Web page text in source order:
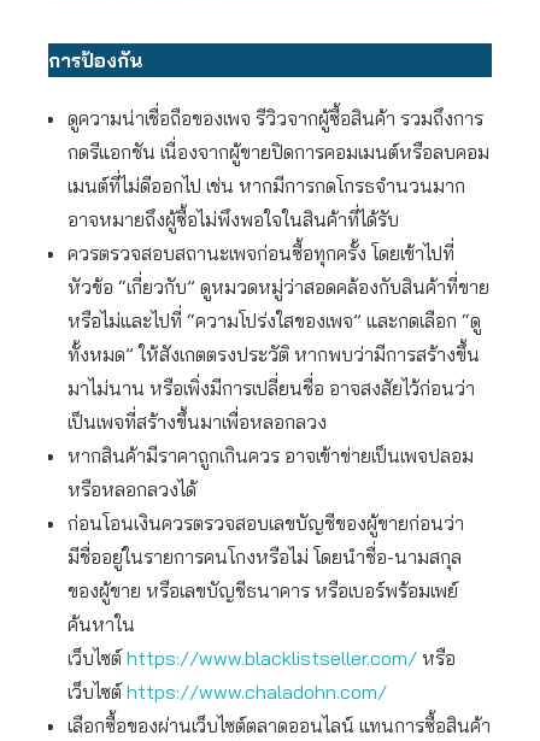
การป้องกัน
ดูความน่าเชื่อถือของเพจ รีวิวจากผู้ซื้อสินค้า รวมถึงการ
กดรีแอกชัน เนื่องจากผู้ขายปิดการคอมเมนต์หรือลบคอม
เมนต์ที่ไม่ดีออกไป เช่น หากมีการกดโกรธจำนวนมาก
อาจหมายถึงผู้ซื้อไม่พึงพอใจในสินค้าที่ได้รับ
ควรตรวจสอบสถานะเพจก่อนซื้อทุกครั้ง โดยเข้าไปที่
หัวข้อ “เกี่ยวกับ” ดูหมวดหมู่ว่าสอดคล้องกับสินค้าที่ขาย
หรือไม่และไปที่ “ความโปร่งใสของเพจ” และกดเลือก “ดู
ทั้งหมด” ให้สังเกตตรงประวัติ หากพบว่ามีการสร้างขึ้น
มาไม่นาน หรือเพิ่งมีการเปลี่ยนชื่อ อาจสงสัยไว้ก่อนว่า
เป็นเพจที่สร้างขึ้นมาเพื่อหลอกลวง
หากสินค้ามีราคาถูกเกินควร อาจเข้าข่ายเป็นเพจปลอม
หรือหลอกลวงได้
ก่อนโอนเงินควรตรวจสอบเลขบัญชีของผู้ขายก่อนว่า
มีชื่ออยู่ในรายการคนโกงหรือไม่ โดยนำชื่อ-นามสกุล
ของผู้ขาย หรือเลขบัญชีธนาคาร หรือเบอร์พร้อมเพย์
ค้นหาใน
เว็บไซต์ https://www.blacklistseller.com/ หรือ
เว็บไซต์ https://www.chaladohn.com/
เลือกซื้อของผ่านเว็บไซต์ตลาดออนไลน์ แทนการซื้อสินค้า